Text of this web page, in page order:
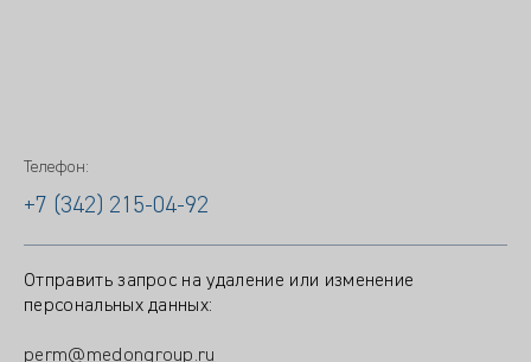
Телефон:
+7 (342) 215-04-92
Отправить запрос на удаление или изменение
персональных данных:
perm@medongroup.ru